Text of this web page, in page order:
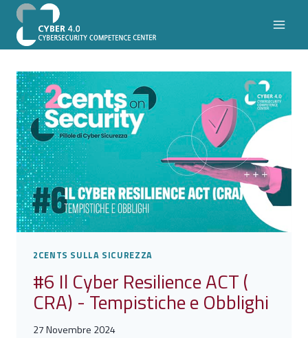
Salta
contenuto
2CENTS SULLA SICUREZZA
#6 Il Cyber Resilience ACT (
CRA) - Tempistiche e Obblighi
27 Novembre 2024